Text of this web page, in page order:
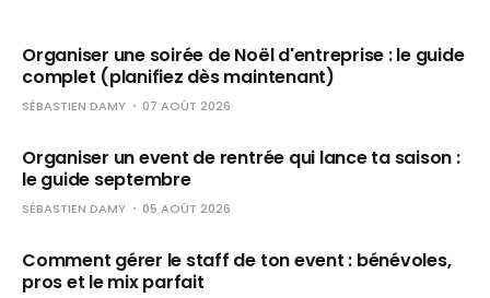
Organiser une soirée de Noël d'entreprise : le guide
complet (planifiez dès maintenant)
SÉBASTIEN DAMY 07 AOÛT 2026
Organiser un event de rentrée qui lance ta saison :
le guide septembre
SÉBASTIEN DAMY 05 AOÛT 2026
Comment gérer le staff de ton event : bénévoles,
pros et le mix parfait